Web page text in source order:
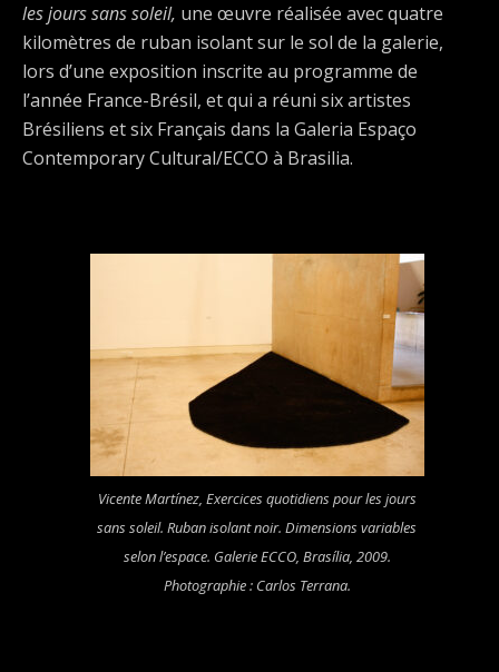
les jours sans soleil, une œuvre réalisée avec quatre
kilomètres de ruban isolant sur le sol de la galerie,
lors d’une exposition inscrite au programme de
l’année France-Brésil, et qui a réuni six artistes
Brésiliens et six Français dans la Galeria Espaço
Contemporary Cultural/ECCO à Brasilia.
Vicente Martínez, Exercices quotidiens pour les jours
sans soleil. Ruban isolant noir. Dimensions variables
selon l’espace. Galerie ECCO, Brasília, 2009.
Photographie : Carlos Terrana.